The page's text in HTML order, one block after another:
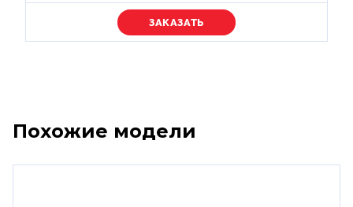
Уточняйте цену
Похожие модели